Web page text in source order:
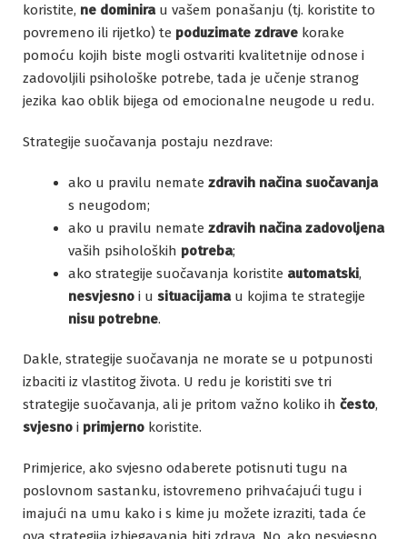
koristite, ne dominirau vašem ponašanju (tj. koristite to
povremeno ili rijetko) te poduzimate zdrave korake
pomoću kojih biste mogli ostvariti kvalitetnije odnose i
zadovoljili psihološke potrebe, tada je učenje stranog
jezika kao oblik bijega od emocionalne neugode u redu.
Strategije suočavanja postaju nezdrave:
ako u pravilu nemate zdravih načina suočavanja
s neugodom;
ako u pravilu nemate zdravih načina zadovoljena
vaših psiholoških potreba;
ako strategije suočavanja koristite automatski,
nesvjesno i u situacijama u kojima te strategije
nisu potrebne.
Dakle, strategije suočavanja ne morate se u potpunosti
izbaciti iz vlastitog života. U redu je koristiti sve tri
strategije suočavanja, ali je pritom važno koliko ih često,
svjesno i primjerno koristite.
Primjerice, ako svjesno odaberete potisnuti tugu na
poslovnom sastanku, istovremeno prihvaćajući tugu i
imajući na umu kako i s kime ju možete izraziti, tada će